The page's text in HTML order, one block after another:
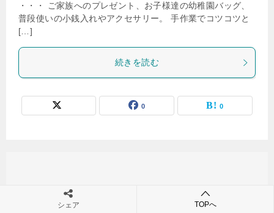
・・・ ご家族へのプレゼント、お子様達の幼稚園バッグ、
普段使いの小銭入れやアクセサリー。 手作業でコツコツと
[…]
続きを読む
0 0
シェア TOPへ